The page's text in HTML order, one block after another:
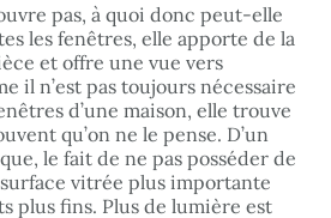
pas, à quoi donc peut-elle
les fenêtres, elle apporte de la
et offre une vue vers
il n’est pas toujours nécessaire
d’une maison, elle trouve
qu’on ne le pense. D’un
le fait de ne pas posséder de
vitrée plus importante
plus fins. Plus de lumière est